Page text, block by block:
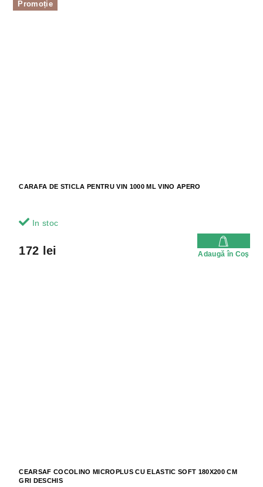
Promoție
CARAFA DE STICLA PENTRU VIN 1000 ML VINO APERO
In stoc
172 lei Adaugă în Coş
CEARSAF COCOLINO MICROPLUS CU ELASTIC SOFT 180X200 CM
GRI DESCHIS